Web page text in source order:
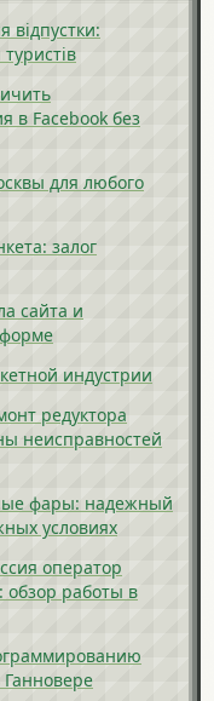
відпустки:
в Facebook без
для любого
залог
сайта и
индустрии
редуктора
неисправностей
фары: надежный
условиях
оператор
обзор работы в